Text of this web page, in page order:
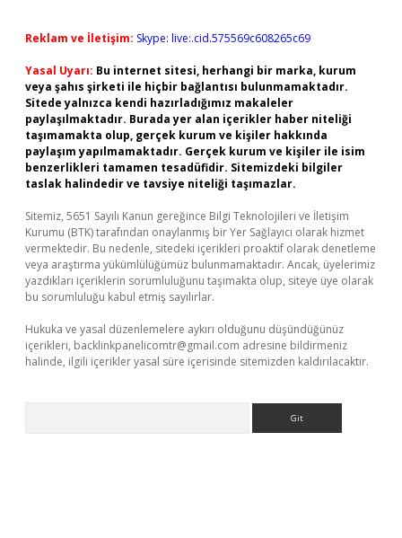
Reklam ve İletişim: Skype: live:.cid.575569c608265c69
Yasal Uyarı: Bu internet sitesi, herhangi bir marka, kurum
veya şahıs şirketi ile hiçbir bağlantısı bulunmamaktadır.
Sitede yalnızca kendi hazırladığımız makaleler
paylaşılmaktadır. Burada yer alan içerikler haber niteliği
taşımamakta olup, gerçek kurum ve kişiler hakkında
paylaşım yapılmamaktadır. Gerçek kurum ve kişiler ile isim
benzerlikleri tamamen tesadüfidir. Sitemizdeki bilgiler
taslak halindedir ve tavsiye niteliği taşımazlar.
Sitemiz, 5651 Sayılı Kanun gereğince Bilgi Teknolojileri ve İletişim
Kurumu (BTK) tarafından onaylanmış bir Yer Sağlayıcı olarak hizmet
vermektedir. Bu nedenle, sitedeki içerikleri proaktif olarak denetleme
veya araştırma yükümlülüğümüz bulunmamaktadır. Ancak, üyelerimiz
yazdıkları içeriklerin sorumluluğunu taşımakta olup, siteye üye olarak
bu sorumluluğu kabul etmiş sayılırlar.
Hukuka ve yasal düzenlemelere aykırı olduğunu düşündüğünüz
içerikleri, backlinkpanelicomtr@gmail.com adresine bildirmeniz
halinde, ilgili içerikler yasal süre içerisinde sitemizden kaldırılacaktır.